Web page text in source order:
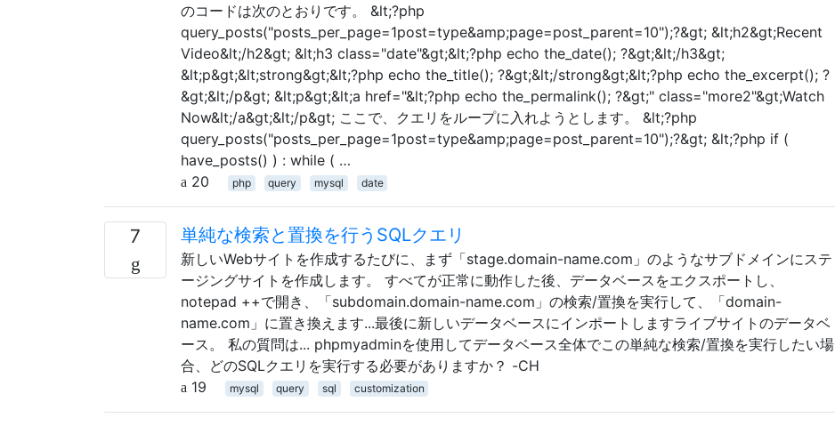
のコードは次のとおりです。 &lt;?php
query_posts("posts_per_page=1post=type&amp;page=post_parent=10");?&gt; &lt;h2&gt;Recent
Video&lt;/h2&gt; &lt;h3 class="date"&gt;&lt;?php echo the_date(); ?&gt;&lt;/h3&gt;
&lt;p&gt;&lt;strong&gt;&lt;?php echo the_title(); ?&gt;&lt;/strong&gt;&lt;?php echo the_excerpt(); ?
&gt;&lt;/p&gt; &lt;p&gt;&lt;a href="&lt;?php echo the_permalink(); ?&gt;" class="more2"&gt;Watch
Now&lt;/a&gt;&lt;/p&gt; ここで、クエリをループに入れようとします。 &lt;?php
query_posts("posts_per_page=1post=type&amp;page=post_parent=10");?&gt; &lt;?php if (
have_posts() ) : while ( …
20
php query mysql date
7 単純な検索と置換を行うSQLクエリ
新しいWebサイトを作成するたびに、まず「stage.domain-name.com」のようなサブドメインにステ
ージングサイトを作成します。 すべてが正常に動作した後、データベースをエクスポートし、
notepad ++で開き、「subdomain.domain-name.com」の検索/置換を実行して、「domain-
name.com」に置き換えます...最後に新しいデータベースにインポートしますライブサイトのデータベ
ース。 私の質問は... phpmyadminを使用してデータベース全体でこの単純な検索/置換を実行したい場
合、どのSQLクエリを実行する必要がありますか？ -CH
19
mysql query sql customization